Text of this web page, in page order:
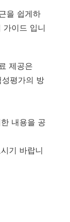
을 쉽게하
가이드 입니
제공은
평가의 방
내용을 공
기 바랍니